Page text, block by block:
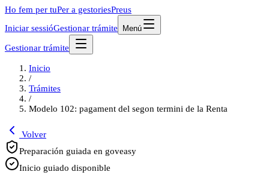
Ho fem per tuPer a gestoriesPreus
Iniciar sessióGestionar trámite Menú
Gestionar trámite
Inicio
/
Trámites
/
Modelo 102: pagament del segon termini de la Renta
Volver
Preparación guiada en goveasy
Inicio guiado disponible